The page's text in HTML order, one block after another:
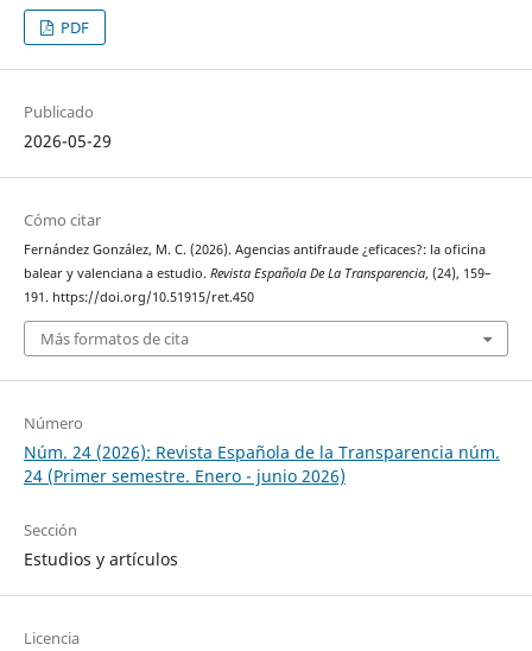
PDF
Publicado
2026-05-29
Cómo citar
Fernández González, M. C. (2026). Agencias antifraude ¿eficaces?: la oficina
balear y valenciana a estudio. Revista Española De La Transparencia, (24), 159–
191. https://doi.org/10.51915/ret.450
Más formatos de cita
Número
Núm. 24 (2026): Revista Española de la Transparencia núm.
24 (Primer semestre. Enero - junio 2026)
Sección
Estudios y artículos
Licencia